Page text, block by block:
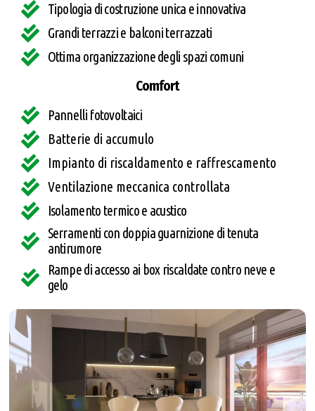
Tipologia di costruzione unica e innovativa
Grandi terrazzi e balconi terrazzati
Ottima organizzazione degli spazi comuni
Comfort
Pannelli fotovoltaici​
Batterie di accumulo
Impianto di riscaldamento e raffrescamento
Ventilazione meccanica controllata
Isolamento termico e acustico​
Serramenti con doppia guarnizione di tenuta
antirumore
Rampe di accesso ai box riscaldate contro neve e
gelo